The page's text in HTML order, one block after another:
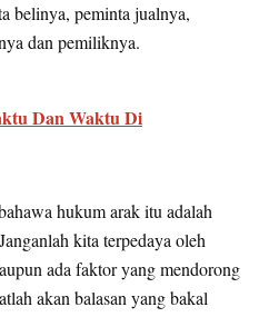
belinya, peminta jualnya,
dan pemiliknya.
Dan Waktu Di
hukum arak itu adalah
kita terpedaya oleh
ada faktor yang mendorong
akan balasan yang bakal